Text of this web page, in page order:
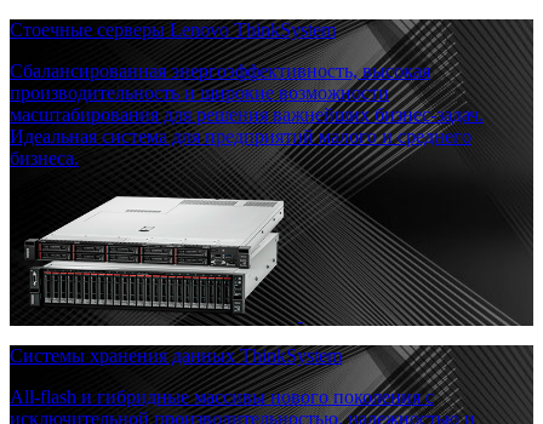
Стоечные серверы Lenovo ThinkSystem
Сбалансированная энергоэффективность, высокая
производительность и широкие возможности
масштабирования для решения важнейших бизнес-задач.
Идеальная система для предприятий малого и среднего
бизнеса.
Системы хранения данных ThinkSystem
All-flash и гибридные массивы нового поколения с
исключительной производительностью, надежностью и